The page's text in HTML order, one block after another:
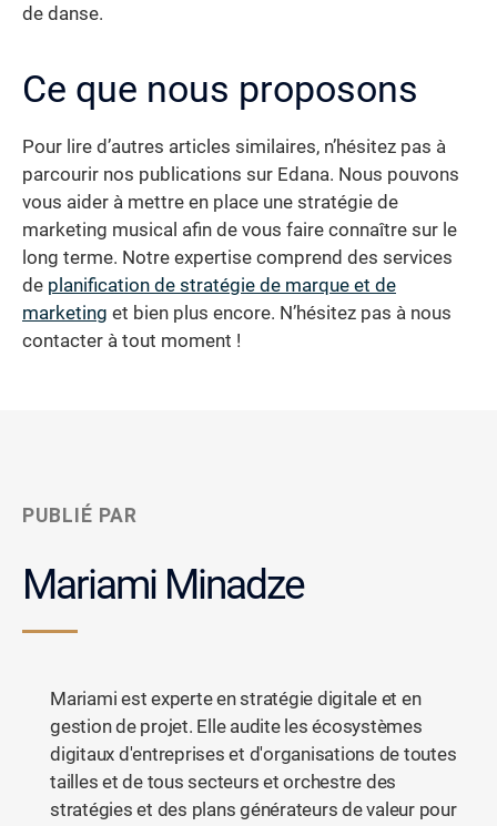
de danse.
Ce que nous proposons
Pour lire d’autres articles similaires, n’hésitez pas à
parcourir nos publications sur Edana. Nous pouvons
vous aider à mettre en place une stratégie de
marketing musical afin de vous faire connaître sur le
long terme. Notre expertise comprend des services
de planification de stratégie de marque et de
marketing et bien plus encore. N’hésitez pas à nous
contacter à tout moment !
PUBLIÉ PAR
Mariami Minadze
Mariami est experte en stratégie digitale et en
gestion de projet. Elle audite les écosystèmes
digitaux d'entreprises et d'organisations de toutes
tailles et de tous secteurs et orchestre des
stratégies et des plans générateurs de valeur pour